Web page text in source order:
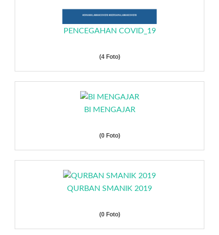
PENCEGAHAN COVID_19
(4 Foto)
BI MENGAJAR
(0 Foto)
QURBAN SMANIK 2019
(0 Foto)